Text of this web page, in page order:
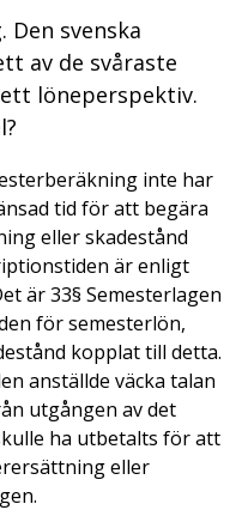
svenska
av de svåraste
löneperspektiv.
inte har
tid för att begära
eller skadestånd
är enligt
är 33§ Semesterlagen
för semesterlön,
kopplat till detta.
anställde väcka talan
utgången av det
ha utbetalts för att
eller